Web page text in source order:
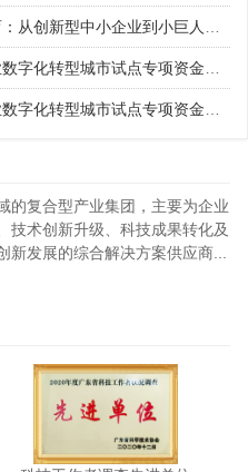
限公司
市
业
和
信
部
门
股份有限公司
市
信
部
创新型中小企业到小巨人路径
专项资金两化融合管理体系贯标项目资助计划
金两化融合管理体系贯标项目拟资助企业名单的公示
的复合型产业集团，主要为企业
技术创新升级、科技成果转化及
发展的综合解决方案供应商...